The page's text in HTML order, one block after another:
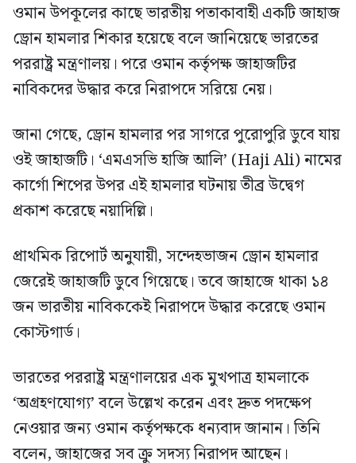
ওমান উপকূলের কাছে ভারতীয় পতাকাবাহী একটি জাহাজ
ড্রোন হামলার শিকার হয়েছে বলে জানিয়েছে ভারতের
পররাষ্ট্র মন্ত্রণালয়। পরে ওমান কর্তৃপক্ষ জাহাজটির
নাবিকদের উদ্ধার করে নিরাপদে সরিয়ে নেয়।
জানা গেছে, ড্রোন হামলার পর সাগরে পুরোপুরি ডুবে যায়
ওই জাহাজটি। ‘এমএসভি হাজি আলি’ (Haji Ali) নামের
কার্গো শিপের উপর এই হামলার ঘটনায় তীব্র উদ্বেগ
প্রকাশ করেছে নয়াদিল্লি।
প্রাথমিক রিপোর্ট অনুযায়ী, সন্দেহভাজন ড্রোন হামলার
জেরেই জাহাজটি ডুবে গিয়েছে। তবে জাহাজে থাকা ১৪
জন ভারতীয় নাবিককেই নিরাপদে উদ্ধার করেছে ওমান
কোস্টগার্ড।
ভারতের পররাষ্ট্র মন্ত্রণালয়ের এক মুখপাত্র হামলাকে
‘অগ্রহণযোগ্য’ বলে উল্লেখ করেন এবং দ্রুত পদক্ষেপ
নেওয়ার জন্য ওমান কর্তৃপক্ষকে ধন্যবাদ জানান। তিনি
বলেন, জাহাজের সব ক্রু সদস্য নিরাপদ আছেন।